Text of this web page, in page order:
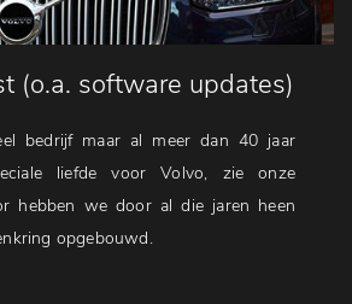
(o.a. software updates)
bedrijf maar al meer dan 40 jaar
liefde voor Volvo, zie onze
hebben we door al die jaren heen
opgebouwd.